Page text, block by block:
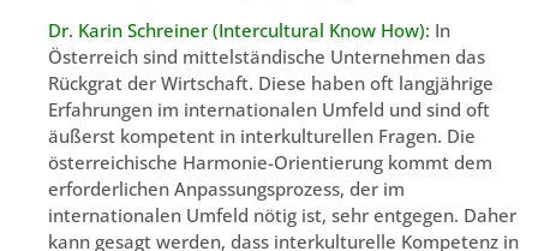
Dr. Karin Schreiner (Intercultural Know How): In
Österreich sind mittelständische Unternehmen das
Rückgrat der Wirtschaft. Diese haben oft langjährige
Erfahrungen im internationalen Umfeld und sind oft
äußerst kompetent in interkulturellen Fragen. Die
österreichische Harmonie-Orientierung kommt dem
erforderlichen Anpassungsprozess, der im
internationalen Umfeld nötig ist, sehr entgegen. Daher
kann gesagt werden, dass interkulturelle Kompetenz in